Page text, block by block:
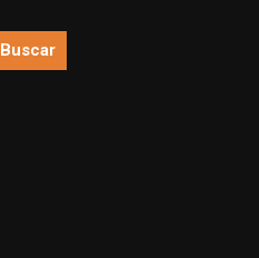
Buscar